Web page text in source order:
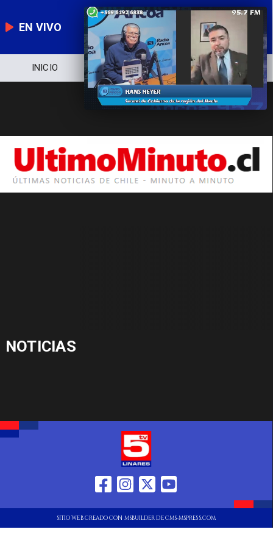
EN VIVO
INICIO NOTICIERO POLÍTICA
NOTICIAS
SITIO WEB CREADO CON MSBUILDER DE CMS-MSPRESS.COM